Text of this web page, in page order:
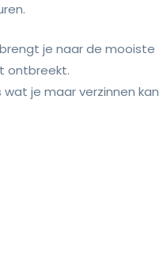
je naar de mooiste
ontbreekt.
je maar verzinnen kan